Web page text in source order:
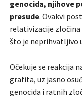
genocida, njihove
presude. Ovakvi
relativizacije
što je neprihvatljivo
Očekuje se reakcija
grafita, uz jasno
genocida i ratnih